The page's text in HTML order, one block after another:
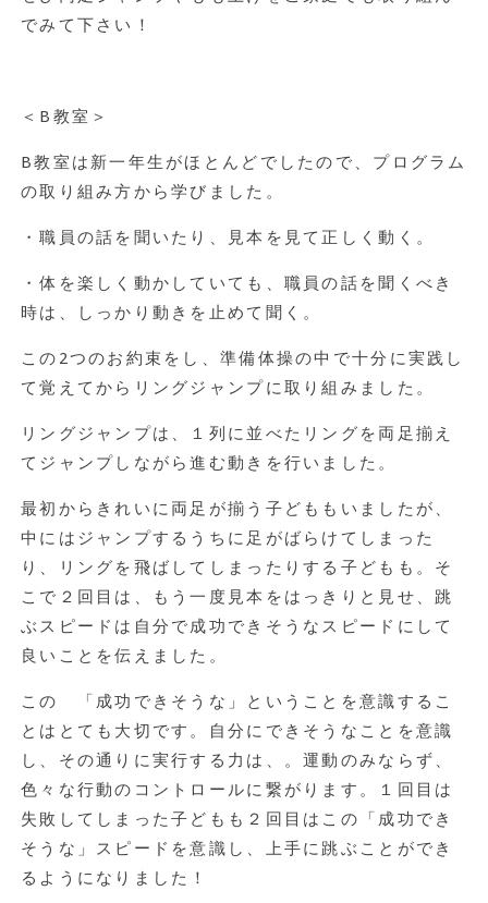
でみて下さい！
＜B教室＞
B教室は新一年生がほとんどでしたので、プログラム
の取り組み方から学びました。
・職員の話を聞いたり、見本を見て正しく動く。
・体を楽しく動かしていても、職員の話を聞くべき
時は、しっかり動きを止めて聞く。
この2つのお約束をし、準備体操の中で十分に実践し
て覚えてからリングジャンプに取り組みました。
リングジャンプは、１列に並べたリングを両足揃え
てジャンプしながら進む動きを行いました。
最初からきれいに両足が揃う子どももいましたが、
中にはジャンプするうちに足がばらけてしまった
り、リングを飛ばしてしまったりする子どもも。そ
こで２回目は、もう一度見本をはっきりと見せ、跳
ぶスピードは自分で成功できそうなスピードにして
良いことを伝えました。
この 「成功できそうな」ということを意識するこ
とはとても大切です。自分にできそうなことを意識
し、その通りに実行する力は、。運動のみならず、
色々な行動のコントロールに繋がります。１回目は
失敗してしまった子どもも２回目はこの「成功でき
そうな」スピードを意識し、上手に跳ぶことができ
るようになりました！